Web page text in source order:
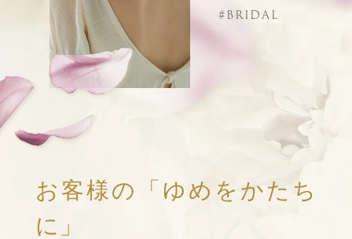
お客様の「ゆめをかたち
に」
#BRIDAL